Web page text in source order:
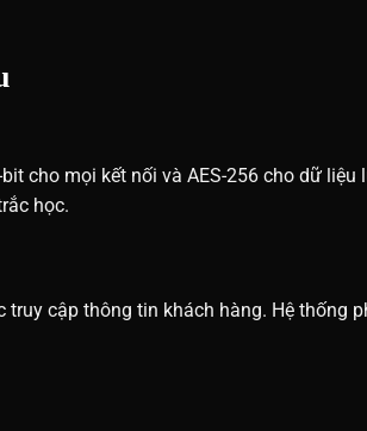
cho mọi kết nối và AES-256 cho dữ
học.
cập thông tin khách hàng. Hệ